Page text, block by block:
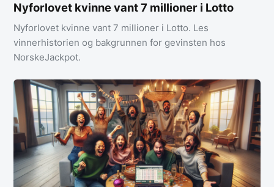
Nyforlovet kvinne vant 7 millioner i Lotto
Nyforlovet kvinne vant 7 millioner i Lotto. Les
vinnerhistorien og bakgrunnen for gevinsten hos
NorskeJackpot.